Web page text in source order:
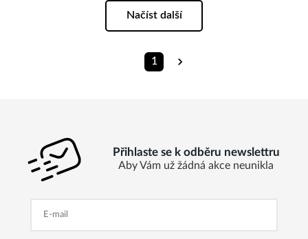
Načíst další
1
Přihlaste se k odběru newslettru
Aby Vám už žádná akce neunikla